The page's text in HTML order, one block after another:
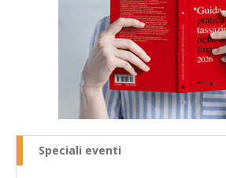
Speciali eventi